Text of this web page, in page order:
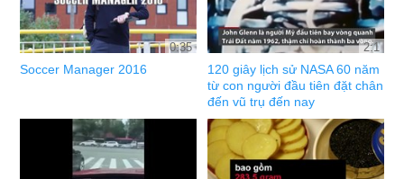
0:35
Soccer Manager 2016
2:1
120 giây lịch sử NASA 60 năm
từ con người đầu tiên đặt chân
đến vũ trụ đến nay